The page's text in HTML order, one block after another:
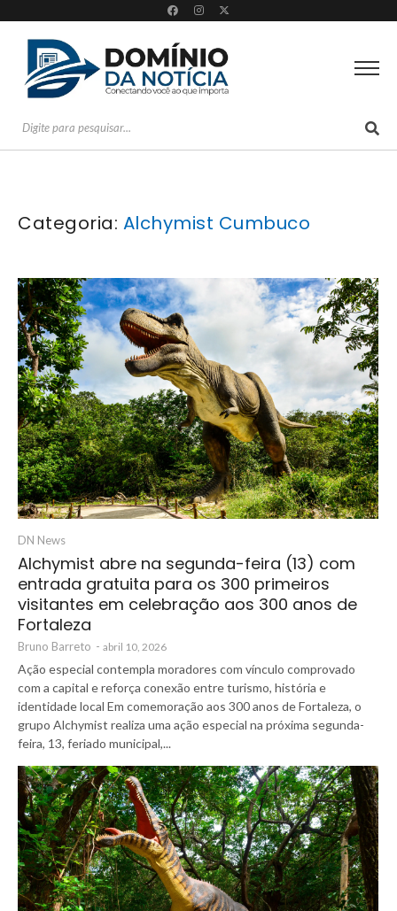
Categoria: Alchymist Cumbuco
DN News
Alchymist abre na segunda-feira (13) com
entrada gratuita para os 300 primeiros
visitantes em celebração aos 300 anos de
Fortaleza
Bruno Barreto - abril 10, 2026
Ação especial contempla moradores com vínculo comprovado
com a capital e reforça conexão entre turismo, história e
identidade local Em comemoração aos 300 anos de Fortaleza, o
grupo Alchymist realiza uma ação especial na próxima segunda-
feira, 13, feriado municipal,...